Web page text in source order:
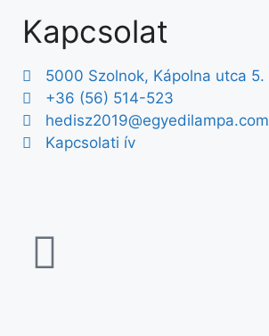
Kapcsolat
5000 Szolnok, Kápolna utca 5.
+36 (56) 514-523
hedisz2019@egyedilampa.com
Kapcsolati ív